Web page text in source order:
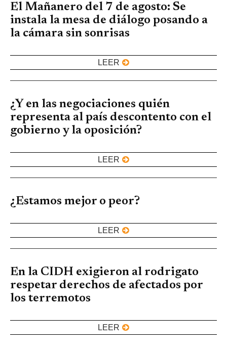
El Mañanero del 7 de agosto: Se
instala la mesa de diálogo posando a
la cámara sin sonrisas
LEER
¿Y en las negociaciones quién
representa al país descontento con el
gobierno y la oposición?
LEER
¿Estamos mejor o peor?
LEER
En la CIDH exigieron al rodrigato
respetar derechos de afectados por
los terremotos
LEER